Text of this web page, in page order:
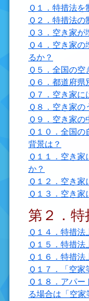
Ｑ１．特措法
Ｑ２．特措法
Ｑ３．空き家が
Ｑ４．空き家
るか？
Ｑ５．全国の空
Ｑ６．都道府
Ｑ７．空き家
Ｑ８．空き家
Ｑ９．空き家
Ｑ１０．全国
背景は？
Ｑ１１．空き
か？
Ｑ１２．空き家
Ｑ１３．空き
第２．特
Ｑ１４．特措
Ｑ１５．特措
Ｑ１６．特措
Ｑ１７．「空
Ｑ１８．アパ
る場合は「空家